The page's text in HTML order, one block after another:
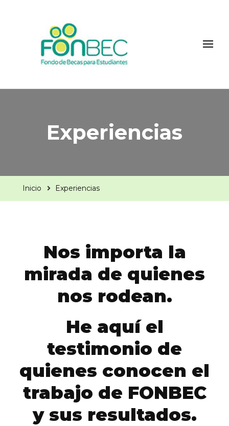
Fonbec
Experiencias
Inicio Experiencias
Nos importa la
mirada de quienes
nos rodean.
He aquí el
testimonio de
quienes conocen el
trabajo de FONBEC
y sus resultados.